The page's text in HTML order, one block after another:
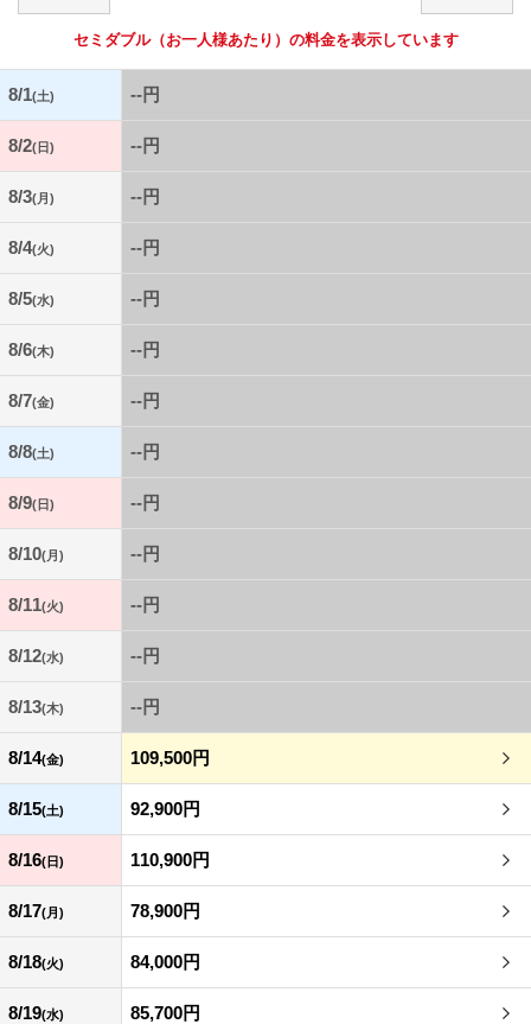
セミダブル（お一人様あたり）の料金を表示しています
8/1(土) --円
8/2(日) --円
8/3(月) --円
8/4(火) --円
8/5(水) --円
8/6(木) --円
8/7(金) --円
8/8(土) --円
8/9(日) --円
8/10(月) --円
8/11(火) --円
8/12(水) --円
8/13(木) --円
8/14(金) 109,500円
8/15(土) 92,900円
8/16(日) 110,900円
8/17(月) 78,900円
8/18(火) 84,000円
8/19(水) 85,700円